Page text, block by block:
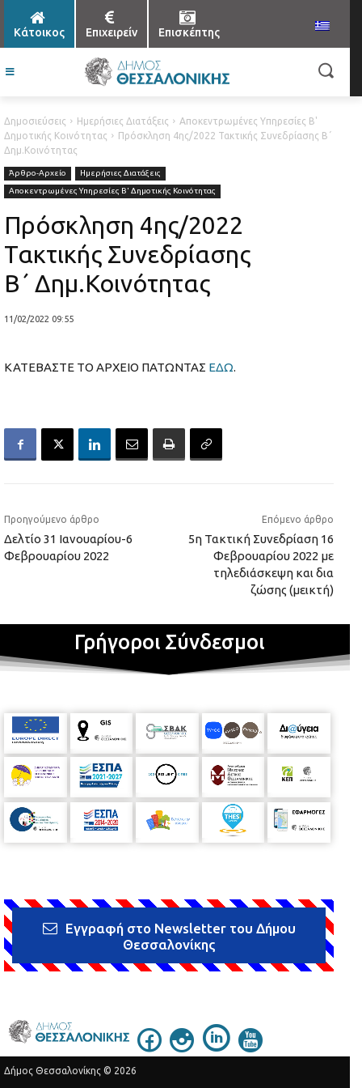
Κάτοικος Επιχειρείν Επισκέπτης
Δημοσιεύσεις Ημερήσιες Διατάξεις
Αποκεντρωμένες Υπηρεσίες Β'
Δημοτικής Κοινότητας
Πρόσκληση 4ης/2022 Τακτικής Συνεδρίασης Β΄
Δημ.Κοινότητας
Άρθρο-Αρχείο
Ημερήσιες Διατάξεις
Αποκεντρωμένες Υπηρεσίες Β' Δημοτικής Κοινότητας
Πρόσκληση 4ης/2022
Τακτικής Συνεδρίασης
Β΄ Δημ.Κοινότητας
11/02/2022 09:55
ΚΑΤΕΒΑΣΤΕ ΤΟ ΑΡΧΕΙΟ ΠΑΤΩΝΤΑΣ ΕΔΩ.
Προηγούμενο άρθρο
Δελτίο 31 Ιανουαρίου-6
Φεβρουαρίου 2022
Επόμενο άρθρο
5η Τακτική Συνεδρίαση 16
Φεβρουαρίου 2022 με
τηλεδιάσκεψη και δια
ζώσης (μεικτή)
Γρήγοροι Σύνδεσμοι
Εγγραφή στο Newsletter του Δήμου
Θεσσαλονίκης
Δήμος Θεσσαλονίκης © 2026